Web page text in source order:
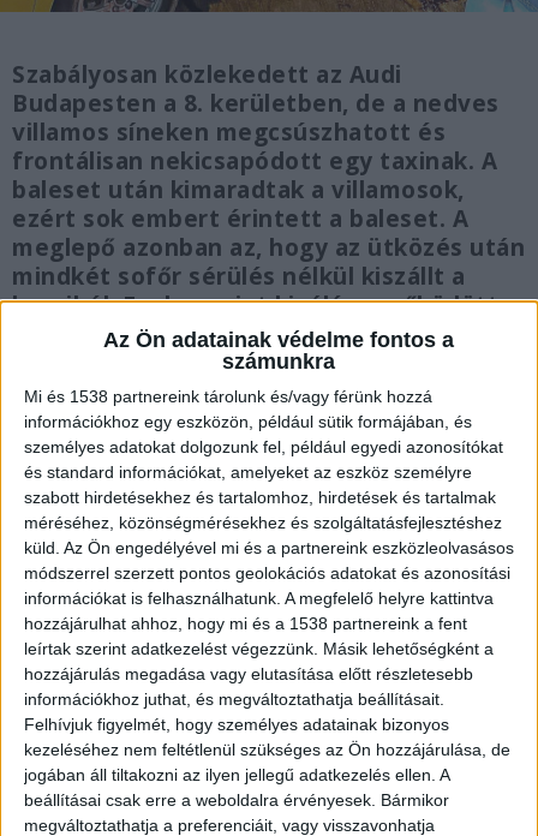
Az Ön adatainak védelme fontos a
számunkra
Mi és 1538 partnereink tárolunk és/vagy férünk hozzá
információkhoz egy eszközön, például sütik formájában, és
személyes adatokat dolgozunk fel, például egyedi azonosítókat
és standard információkat, amelyeket az eszköz személyre
szabott hirdetésekhez és tartalomhoz, hirdetések és tartalmak
méréséhez, közönségmérésekhez és szolgáltatásfejlesztéshez
küld. Az Ön engedélyével mi és a partnereink eszközleolvasásos
módszerrel szerzett pontos geolokációs adatokat és azonosítási
információkat is felhasználhatunk. A megfelelő helyre kattintva
hozzájárulhat ahhoz, hogy mi és a 1538 partnereink a fent
leírtak szerint adatkezelést végezzünk. Másik lehetőségként a
hozzájárulás megadása vagy elutasítása előtt részletesebb
információkhoz juthat, és megváltoztathatja beállításait.
Felhívjuk figyelmét, hogy személyes adatainak bizonyos
kezeléséhez nem feltétlenül szükséges az Ön hozzájárulása, de
jogában áll tiltakozni az ilyen jellegű adatkezelés ellen. A
beállításai csak erre a weboldalra érvényesek. Bármikor
megváltoztathatja a preferenciáit, vagy visszavonhatja
Szabályosan közlekedett az Audi
Budapesten a 8. kerületben, de a nedves
villamos síneken megcsúszhatott és
frontálisan nekicsapódott egy taxinak. A
baleset után kimaradtak a villamosok,
ezért sok embert érintett a baleset. A
meglepő azonban az, hogy az ütközés után
mindkét sofőr sérülés nélkül kiszállt a
kocsiból. Ezek szerint kiválóan működött
az Audi és a Toyota biztonsági rendszere.
Megtörtént a baj
Szerencsés kimenetelű baleset történt szombat
késődélután a 8. kerületi Fiumei úton, a
Salgótarjáni utcánál. Egy Audi A4 kombi két
utassal haladt a Baross tér felől az Orczy tér
irányába, aztán megtörtént a baj. A Kékvillogó.hu
legfrissebb híreit ide kattintva éred el!